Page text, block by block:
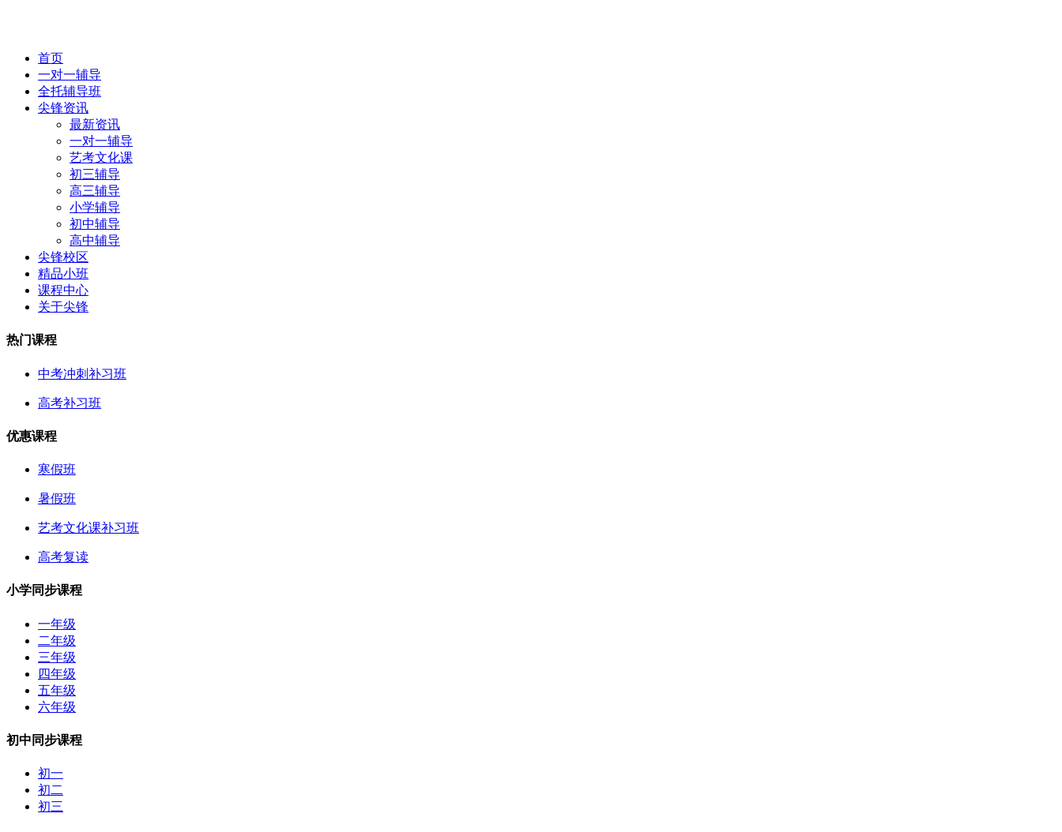
首页
一对一辅导
全托辅导班
尖锋资讯
最新资讯
一对一辅导
艺考文化课
初三辅导
高三辅导
小学辅导
初中辅导
高中辅导
尖锋校区
精品小班
课程中心
关于尖锋
热门课程
中考冲刺补习班
高考补习班
优惠课程
寒假班
暑假班
艺考文化课补习班
高考复读
小学同步课程
一年级
二年级
三年级
四年级
五年级
六年级
初中同步课程
初一
初二
初三